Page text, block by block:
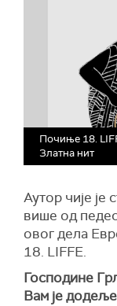
Почиње 18.
Златна нит
Аутор чије је
више од
овог дела
18. LIFFE.
Господине
Вам је